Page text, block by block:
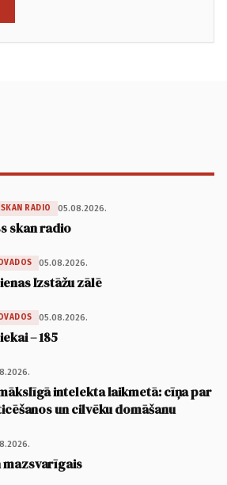
RADIO 05.08.2026.
skan radio
05.08.2026.
Izstāžu zālē
05.08.2026.
– 185
intelekta laikmetā: cīņa par
un cilvēku domāšanu
mazsvarīgais